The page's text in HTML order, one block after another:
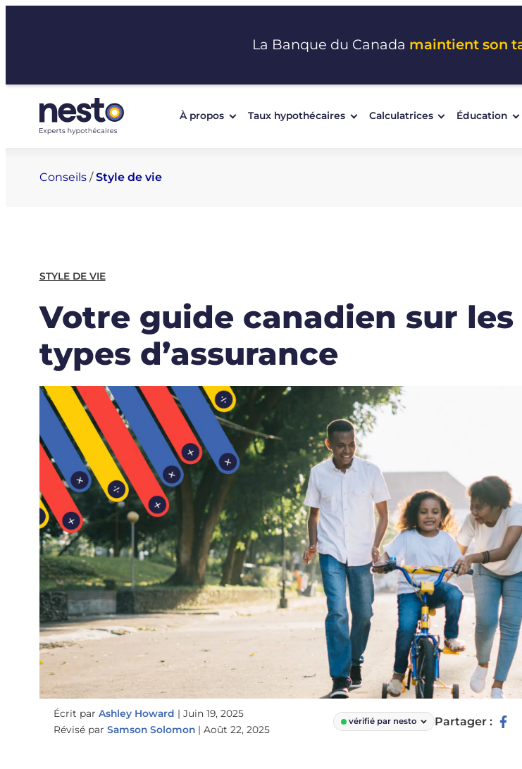
La Banque du Canada maintient son
À propos Taux hypothécaires Calculatrices Éducation
Conseils/Style de vie
STYLE DE VIE
Votre guide canadien sur les
types d’assurance
Écrit par Ashley Howard | Juin 19, 2025
Révisé par Samson Solomon | Août 22, 2025
vérifié par nesto Partager :